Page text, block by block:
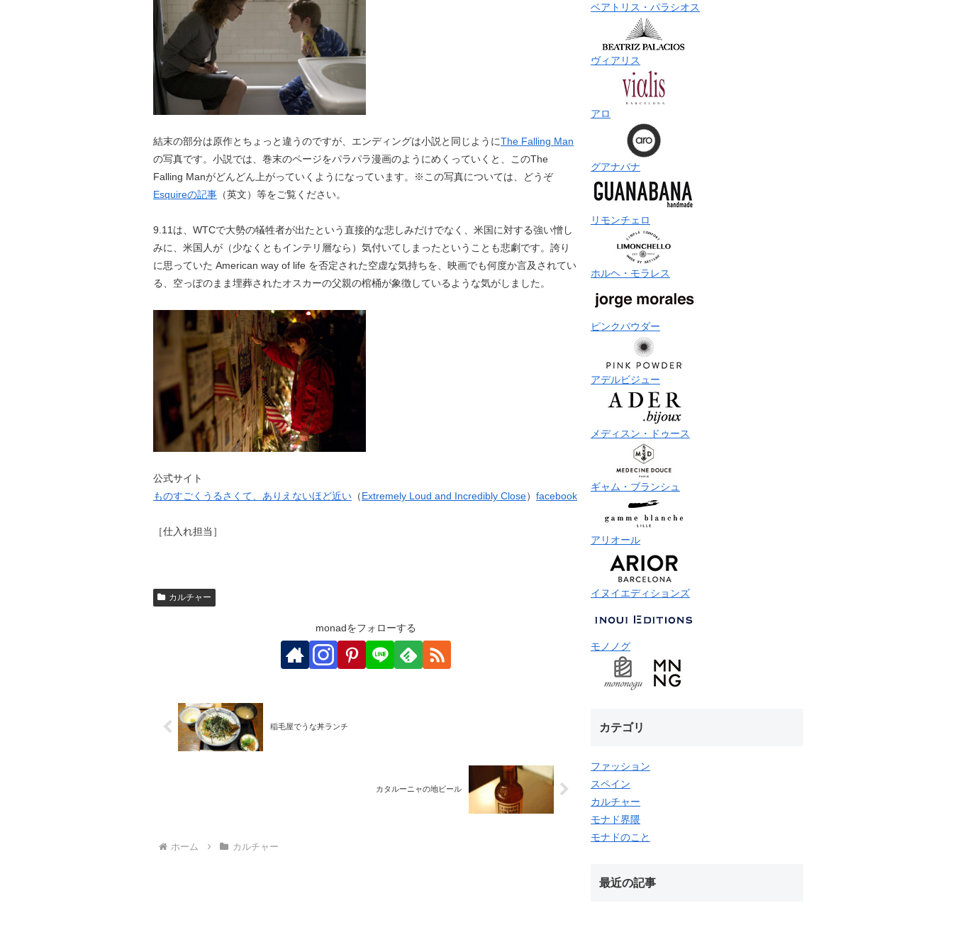
結末の部分は原作とちょっと違うのですが、エンディングは小説と同じようにThe Falling Man
の写真です。小説では、巻末のページをパラパラ漫画のようにめくっていくと、このThe
Falling Manがどんどん上がっていくようになっています。※この写真については、どうぞ
Esquireの記事 （英文）等をご覧ください。
9.11は、WTCで大勢の犠牲者が出たという直接的な悲しみだけでなく、米国に対する強い憎し
みに、米国人が（少なくともインテリ層なら）気付いてしまったということも悲劇です。誇り
に思っていた American way of life を否定された空虚な気持ちを、映画でも何度か言及されてい
る、空っぽのまま埋葬されたオスカーの父親の棺桶が象徴しているような気がしました。
公式サイト
ものすごくうるさくて、ありえないほど近い （Extremely Loud and Incredibly Close） facebook
［仕入れ担当］
カルチャー
monadをフォローする
稲毛屋でうな丼ランチ
カタルーニャの地ビール
ホーム カルチャー
ベアトリス・パラシオス
ヴィアリス
アロ
グアナバナ
リモンチェロ
ホルヘ・モラレス
ピンクパウダー
アデルビジュー
メディスン・ドゥース
ギャム・ブランシュ
アリオール
イヌイエディションズ
モノノグ
カテゴリ
ファッション
スペイン
カルチャー
モナド界隈
モナドのこと
最近の記事